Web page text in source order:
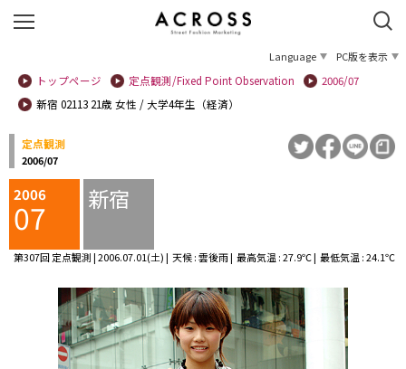
Language
PC版を表示
トップページ
定点観測/Fixed Point Observation
2006/07
新宿 02113 21歳 女性 / 大学4年生（経済）
定点観測
2006/07
2006
07 新宿
第307回 定点観測 | 2006.07.01(土) | 天候 : 雲後雨 | 最高気温 : 27.9℃ | 最低気温 : 24.1℃